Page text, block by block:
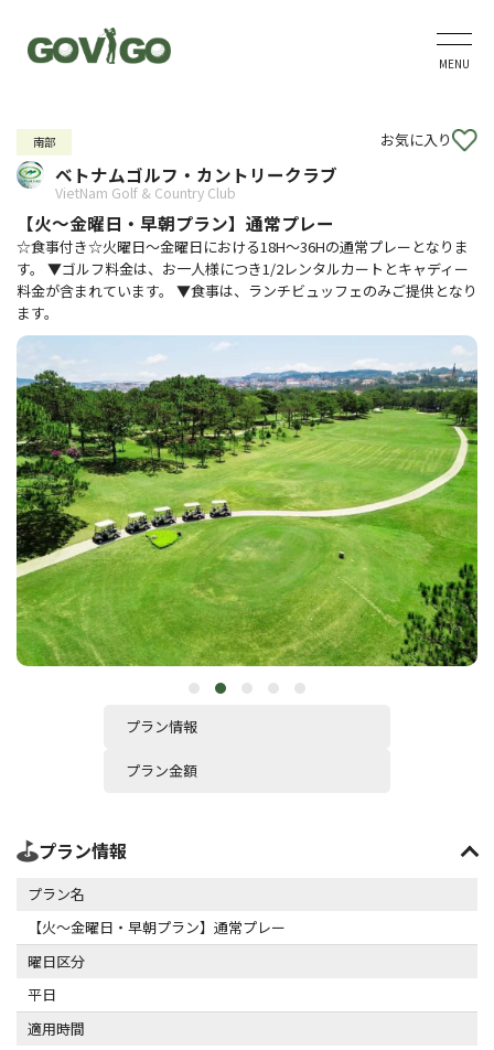
MENU
南部 お気に入り
ベトナムゴルフ・カントリークラブ
VietNam Golf & Country Club
【火～金曜日・早朝プラン】通常プレー
☆食事付き☆火曜日～金曜日における18H～36Hの通常プレーとなりま
す。 ▼ゴルフ料金は、お一人様につき1/2レンタルカートとキャディー
料金が含まれています。 ▼食事は、ランチビュッフェのみご提供となり
ます。
プラン情報
プラン金額
プラン情報
プラン名
【火～金曜日・早朝プラン】通常プレー
曜日区分
平日
適用時間